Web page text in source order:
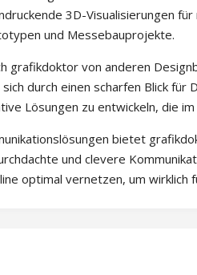
3D-Visualisierungen
und Messebauprojekte.
grafikdoktor von anderen
durch einen scharfen Blick für
Lösungen zu entwickeln, die
bietet
und clevere
optimal vernetzen, um wirklich